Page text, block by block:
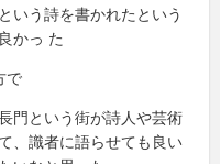
いう詩を書かれたという
かっ た
で
門という街が詩人や芸術
、識者に語らせても良い